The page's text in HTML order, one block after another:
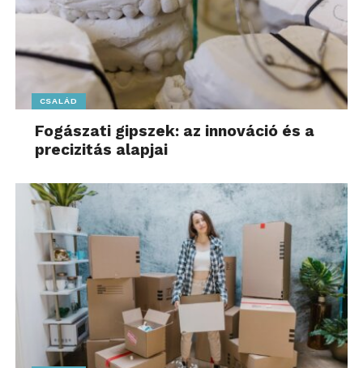
CSALÁD
Fogászati gipszek: az innováció és a
precizitás alapjai